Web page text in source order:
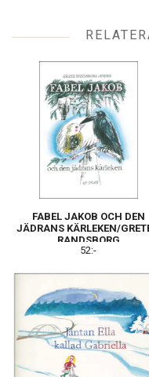
FABEL JAKOB OCH DEN
JÄDRANS KÄRLEKEN/
RANDSBORG
52:-